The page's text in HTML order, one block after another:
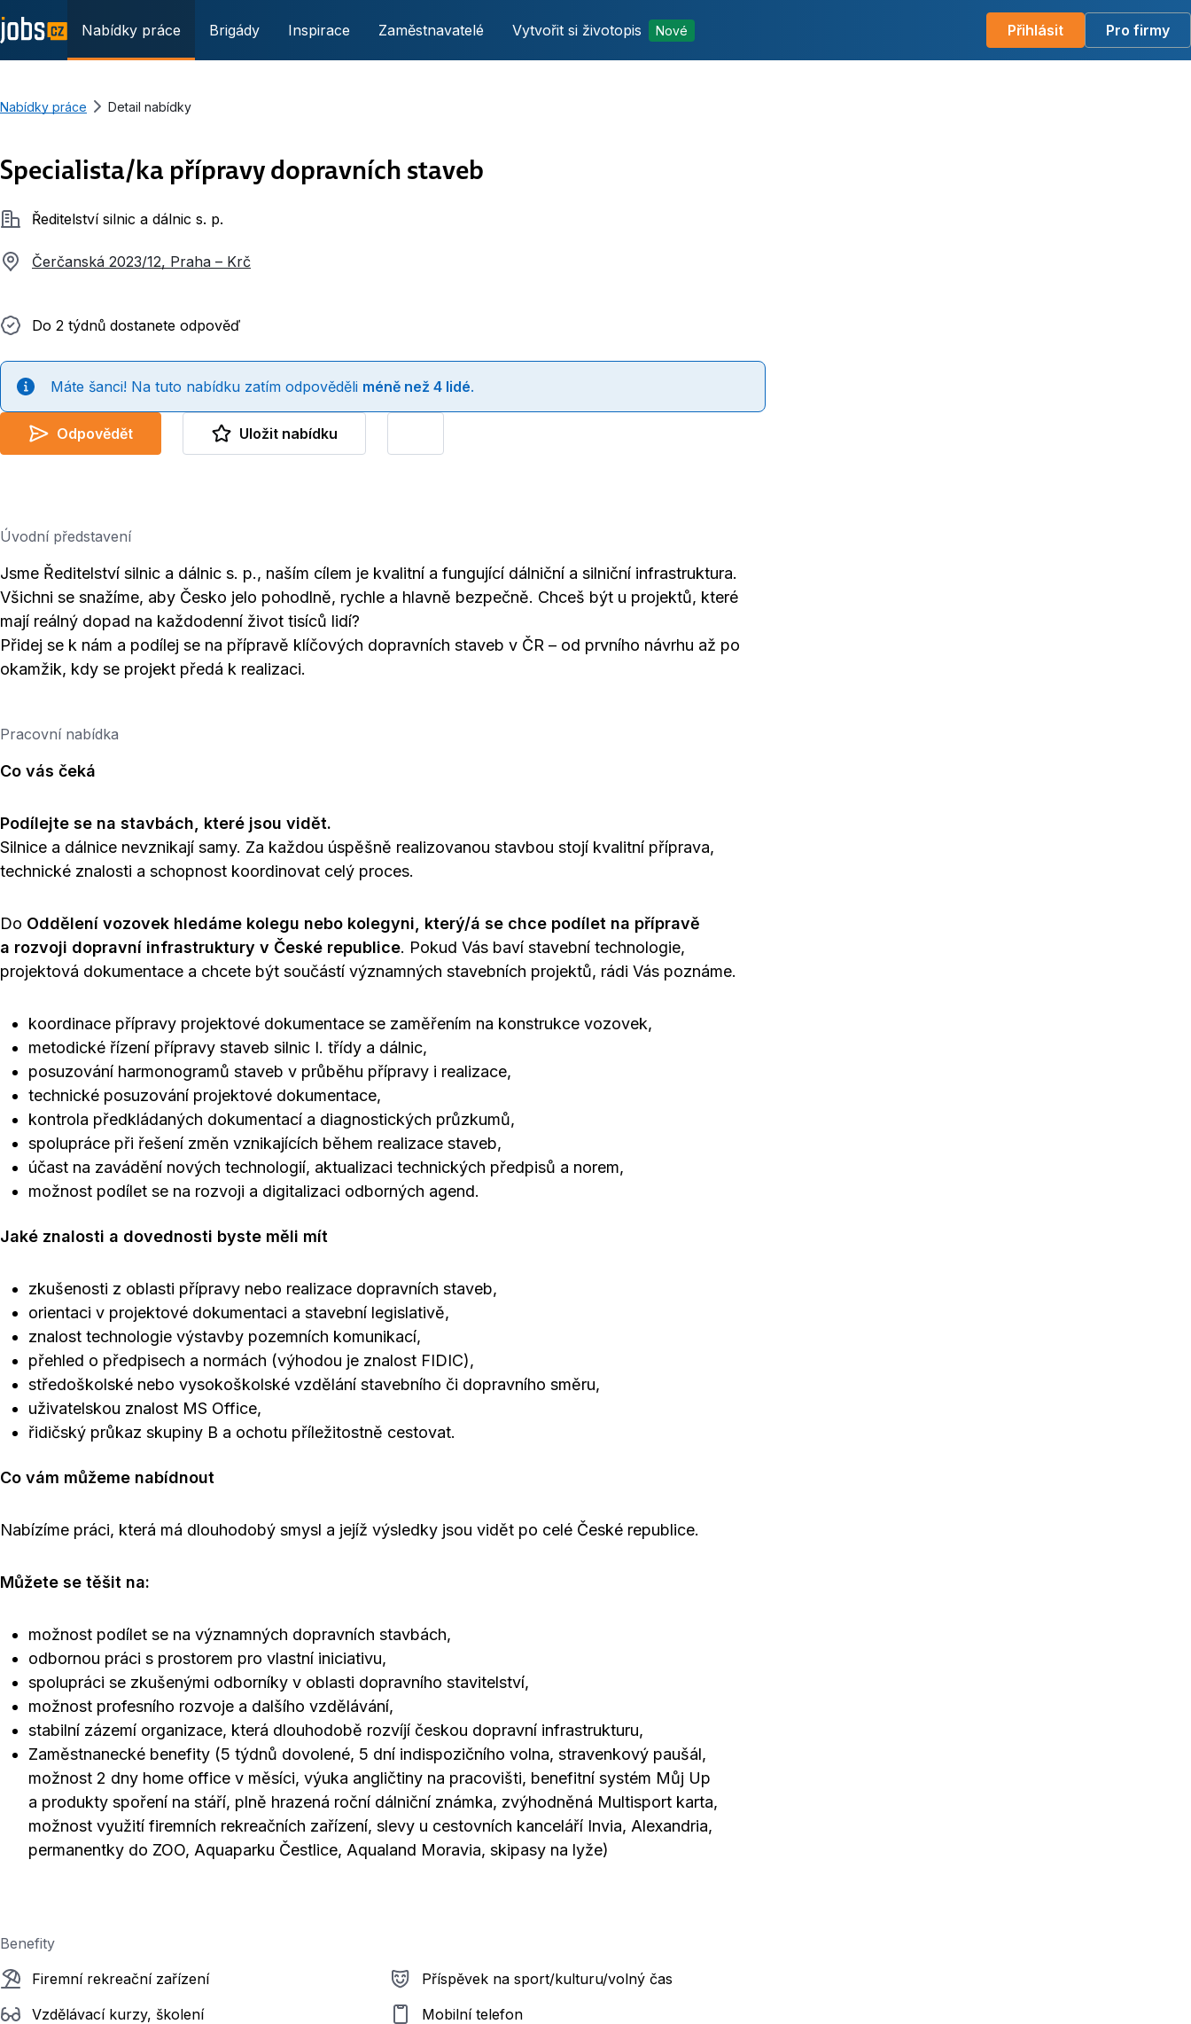
Nabídky práce Brigády Inspirace Zaměstnavatelé Vytvořit si životopis Nové Přihlásit Pro firmy
Nabídky práce Detail nabídky
Specialista/ka přípravy dopravních staveb
SpolečnostŘeditelství silnic a dálnic s. p.
Čerčanská 2023/12, Praha – Krč
Do 2 týdnů dostanete odpověď
Do 2 týdnů dostanete odpověď
Máte šanci! Na tuto nabídku zatím odpověděli méně než 4 lidé.
Odpovědět Uložit nabídku
Úvodní představení
Jsme Ředitelství silnic a dálnic s. p., naším cílem je kvalitní a fungující dálniční a silniční infrastruktura.
Všichni se snažíme, aby Česko jelo pohodlně, rychle a hlavně bezpečně. Chceš být u projektů, které
mají reálný dopad na každodenní život tisíců lidí?
Přidej se k nám a podílej se na přípravě klíčových dopravních staveb v ČR – od prvního návrhu až po
okamžik, kdy se projekt předá k realizaci.
Pracovní nabídka
Co vás čeká
Podílejte se na stavbách, které jsou vidět.
Silnice a dálnice nevznikají samy. Za každou úspěšně realizovanou stavbou stojí kvalitní příprava,
technické znalosti a schopnost koordinovat celý proces.
Do Oddělení vozovek hledáme kolegu nebo kolegyni, který/á se chce podílet na přípravě
a rozvoji dopravní infrastruktury v České republice. Pokud Vás baví stavební technologie,
projektová dokumentace a chcete být součástí významných stavebních projektů, rádi Vás poznáme.
koordinace přípravy projektové dokumentace se zaměřením na konstrukce vozovek,
metodické řízení přípravy staveb silnic I. třídy a dálnic,
posuzování harmonogramů staveb v průběhu přípravy i realizace,
technické posuzování projektové dokumentace,
kontrola předkládaných dokumentací a diagnostických průzkumů,
spolupráce při řešení změn vznikajících během realizace staveb,
účast na zavádění nových technologií, aktualizaci technických předpisů a norem,
možnost podílet se na rozvoji a digitalizaci odborných agend.
Jaké znalosti a dovednosti byste měli mít
zkušenosti z oblasti přípravy nebo realizace dopravních staveb,
orientaci v projektové dokumentaci a stavební legislativě,
znalost technologie výstavby pozemních komunikací,
přehled o předpisech a normách (výhodou je znalost FIDIC),
středoškolské nebo vysokoškolské vzdělání stavebního či dopravního směru,
uživatelskou znalost MS Office,
řidičský průkaz skupiny B a ochotu příležitostně cestovat.
Co vám můžeme nabídnout
Nabízíme práci, která má dlouhodobý smysl a jejíž výsledky jsou vidět po celé České republice.
Můžete se těšit na:
možnost podílet se na významných dopravních stavbách,
odbornou práci s prostorem pro vlastní iniciativu,
spolupráci se zkušenými odborníky v oblasti dopravního stavitelství,
možnost profesního rozvoje a dalšího vzdělávání,
stabilní zázemí organizace, která dlouhodobě rozvíjí českou dopravní infrastrukturu,
Zaměstnanecké benefity (5 týdnů dovolené, 5 dní indispozičního volna, stravenkový paušál,
možnost 2 dny home office v měsíci, výuka angličtiny na pracovišti, benefitní systém Můj Up
a produkty spoření na stáří, plně hrazená roční dálniční známka, zvýhodněná Multisport karta,
možnost využití firemních rekreačních zařízení, slevy u cestovních kanceláří Invia, Alexandria,
permanentky do ZOO, Aquaparku Čestlice, Aqualand Moravia, skipasy na lyže)
Benefity
Firemní rekreační zařízení
Vzdělávací kurzy, školení
Příspěvek na sport/kulturu/volný čas
Mobilní telefon